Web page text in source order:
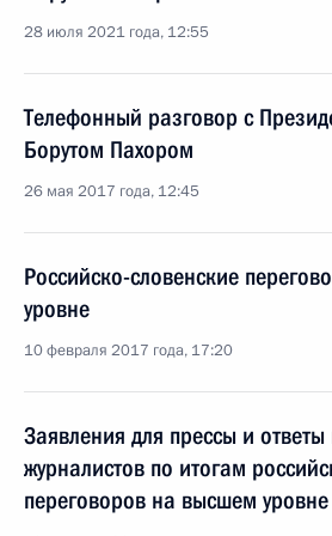
28 июля 2021 года, 12:55
Телефонный разговор с
Борутом Пахором
26 мая 2017 года, 12:45
Российско-словенские
уровне
10 февраля 2017 года, 17:20
Заявления для прессы и
журналистов по итогам
переговоров на высшем уровне